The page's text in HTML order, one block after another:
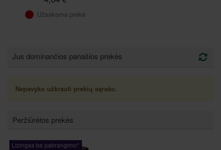
Užsakoma prekė
Jus dominančios panašios prekės
Nepavyko užkrauti prekių sąrašo.
Peržiūrėtos prekės
Lizingas be pabrangimo*